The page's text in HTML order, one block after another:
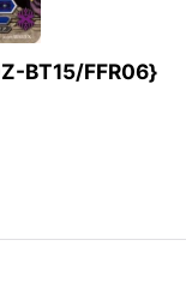
BT15/FFR06}